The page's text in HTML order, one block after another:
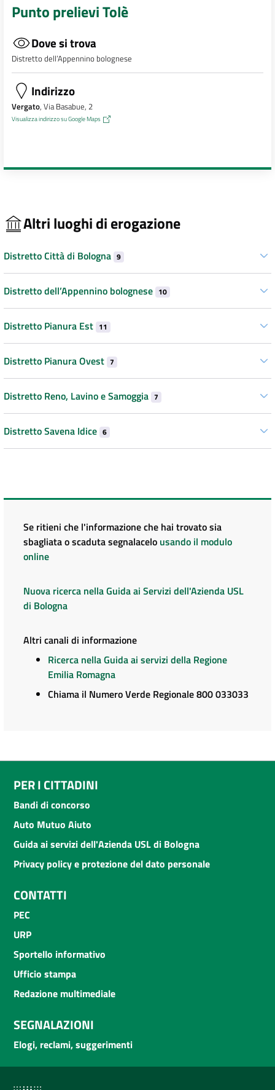
Punto prelievi Tolè
Dove si trova
Distretto dell’Appennino bolognese
Indirizzo
Vergato, Via Basabue, 2
Visualizza indirizzo su Google Maps
Altri luoghi di erogazione
Distretto Città di Bologna 9
Distretto dell’Appennino bolognese 10
Distretto Pianura Est 11
Distretto Pianura Ovest 7
Distretto Reno, Lavino e Samoggia 7
Distretto Savena Idice 6
Se ritieni che l'informazione che hai trovato sia
sbagliata o scaduta segnalacelo usando il modulo
online
Nuova ricerca nella Guida ai Servizi dell'Azienda USL
di Bologna
Altri canali di informazione
Ricerca nella Guida ai servizi della Regione
Emilia Romagna
Chiama il Numero Verde Regionale 800 033033
PER I CITTADINI
Bandi di concorso
Auto Mutuo Aiuto
Guida ai servizi dell'Azienda USL di Bologna
Privacy policy e protezione del dato personale
CONTATTI
PEC
URP
Sportello informativo
Ufficio stampa
Redazione multimediale
SEGNALAZIONI
Elogi, reclami, suggerimenti